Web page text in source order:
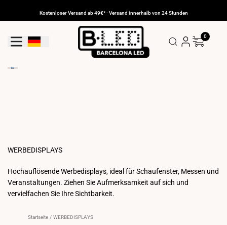
Kostenloser Versand ab 49€* - Versand innerhalb von 24 Stunden
Geolokalisierungs-Schaltfläche: Deutschland
0
WERBEDISPLAYS
Hochauflösende Werbedisplays, ideal für Schaufenster, Messen und
Veranstaltungen. Ziehen Sie Aufmerksamkeit auf sich und
vervielfachen Sie Ihre Sichtbarkeit.
Startseite / WERBEDISPLAYS